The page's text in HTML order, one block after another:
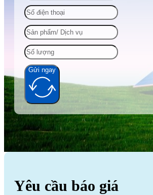
Gửi ngay
Yêu cầu báo giá